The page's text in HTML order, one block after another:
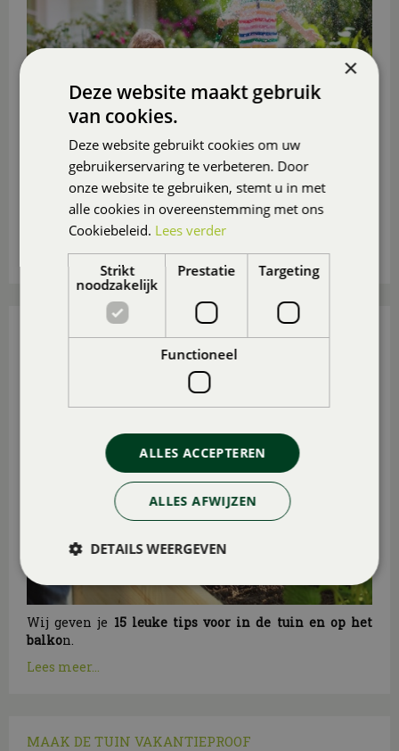
Ga je deze zomer niet op vakantie? Maak er dan in
eigen tuin of op eigen balkon of (dak)terras een
heerlijk vakantieparadijsje van, ook voor de
(klein)kinderen.
Lees meer...
Wij geven je 15 leuke tips voor in de tuin en op het
balkon.
Lees meer...
MAAK DE TUIN VAKANTIEPROOF
×
Deze website maakt gebruik
van cookies.
Deze website gebruikt cookies om uw
gebruikerservaring te verbeteren. Door
onze website te gebruiken, stemt u in met
alle cookies in overeenstemming met ons
Cookiebeleid. Lees verder
Strikt
noodzakelijk
Prestatie Targeting
Functioneel
ALLES ACCEPTEREN
ALLES AFWIJZEN
DETAILS WEERGEVEN